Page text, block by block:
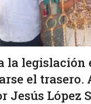
la legislación
el trasero.
Jesús López